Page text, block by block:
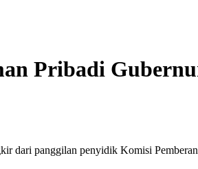
Pribadi
dari panggilan penyidik Komisi